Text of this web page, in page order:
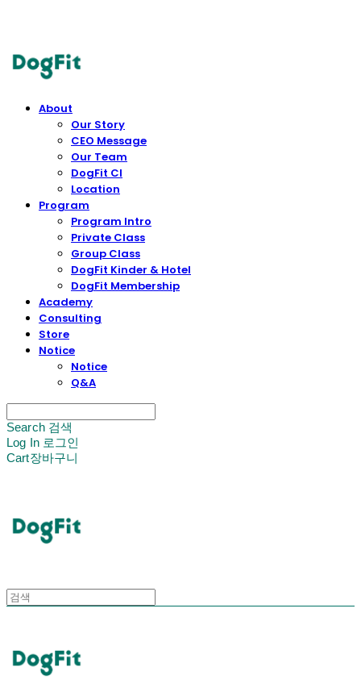
About
Our Story
CEO Message
Our Team
DogFit CI
Location
Program
Program Intro
Private Class
Group Class
DogFit Kinder & Hotel
DogFit Membership
Academy
Consulting
Store
Notice
Notice
Q&A
Search 검색
Log In 로그인
Cart장바구니